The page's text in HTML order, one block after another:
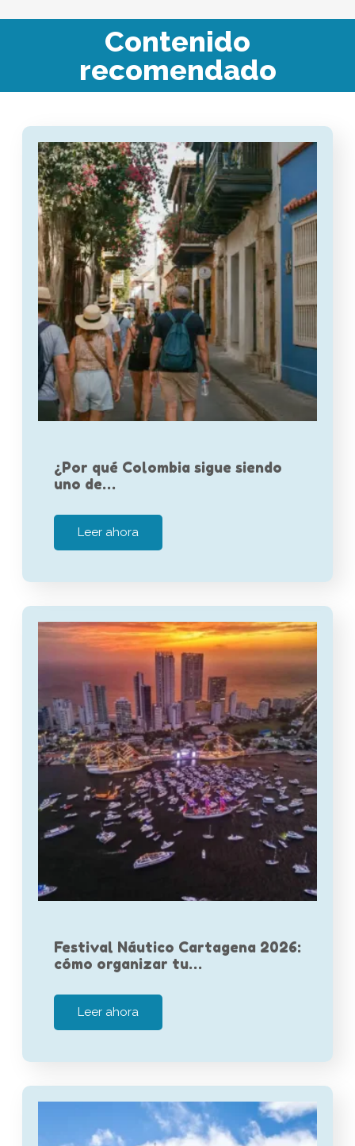
Contenido
recomendado
¿Por qué Colombia sigue siendo
uno de…
Leer ahora
Festival Náutico Cartagena 2026:
cómo organizar tu…
Leer ahora